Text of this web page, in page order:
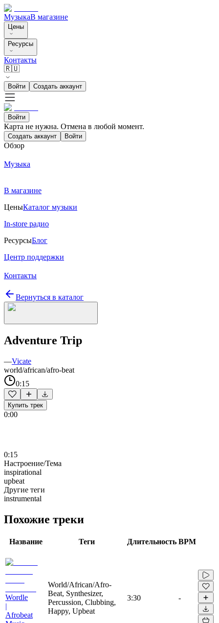
МузыкаВ магазине
Цены
Ресурсы
Контакты
🇷🇺
Войти Создать аккаунт
Войти
Карта не нужна. Отмена в любой момент.
Создать аккаунт Войти
Обзор
Музыка
В магазине
ЦеныКаталог музыки
In-store радио
РесурсыБлог
Центр поддержки
Контакты
Вернуться в каталог
Adventure Trip
—Vicate
world/african/afro-beat
0:15
Купить трек
0:00
0:15
Настроение/Тема
inspirational
upbeat
Другие теги
instrumental
Похожие треки
Название Теги Длительность BPM
Wordle
|
Afrobeat
World/African/Afro-
Beat, Synthesizer,
Percussion, Clubbing,
Happy, Upbeat
3:30 -